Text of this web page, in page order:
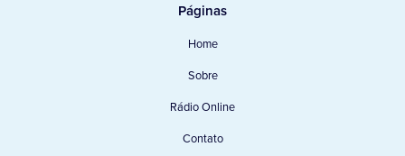
Páginas
Home
Sobre
Rádio Online
Contato